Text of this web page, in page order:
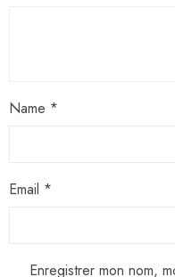
Name *
Email *
Enregistrer mon nom,